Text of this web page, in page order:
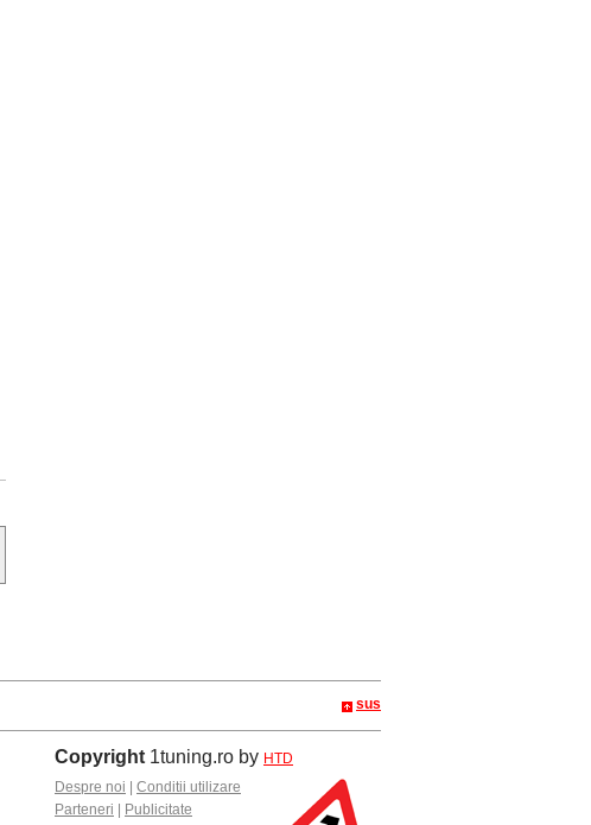
sus
Copyright 1tuning.ro by HTD
Despre noi
Conditii utilizare
Parteneri
Publicitate